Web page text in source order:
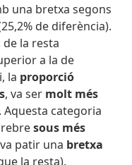
una bretxa segons
de diferència).
de la resta
a la de
la proporció
, va ser molt més
. Aquesta categoria
rebresous més
patir una bretxa
la resta).